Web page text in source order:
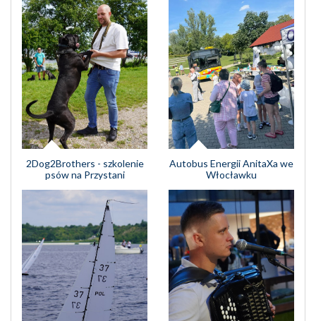
2Dog2Brothers - szkolenie
psów na Przystani
Autobus Energii AnitaXa we
Włocławku